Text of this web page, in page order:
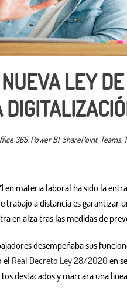
LEY
365, Power BI, SharePoint, Teams,
en materia laboral ha sido la
trabajo a distancia es garantizar
en alza tras las medidas de
desempeñaba sus
el Real Decreto Ley 28/2020 en
destacados y marcara una